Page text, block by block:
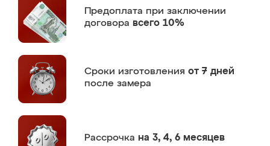
Предоплата при заключении
договора всего 10%
Сроки изготовления от 7 дней
после замера
Рассрочка на 3, 4, 6 месяцев